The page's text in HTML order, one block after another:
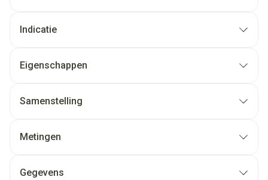
Indicatie
Eigenschappen
Samenstelling
Metingen
Gegevens